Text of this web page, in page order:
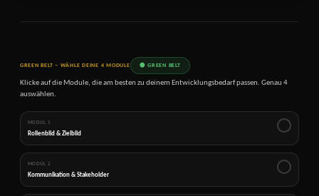
GREEN BELT – WÄHLE DEINE 4 MODULE 🟢 GREEN BELT
Klicke auf die Module, die am besten zu deinem Entwicklungsbedarf passen. Genau 4
auswählen.
MODUL 1
Rollenbild & Zielbild
MODUL 2
Kommunikation & Stakeholder